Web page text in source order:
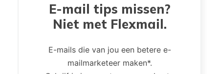
E-mail tips missen?
Niet met Flexmail.
E-mails die van jou een betere e-
mailmarketeer maken*.